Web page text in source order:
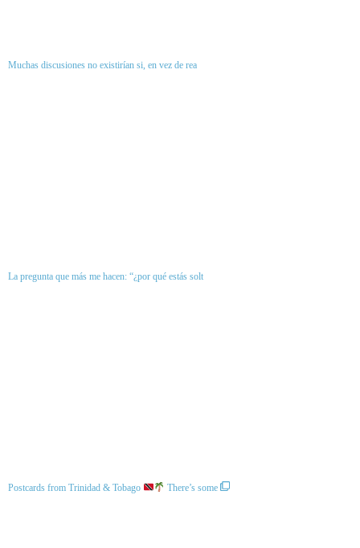
Muchas discusiones no existirían si, en vez de rea
La pregunta que más me hacen: “¿por qué estás solt
Postcards from Trinidad & Tobago There’s some